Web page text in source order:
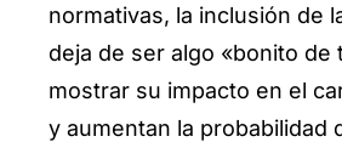
normativas, la inclusión de
deja de ser algo «bonito
mostrar su impacto en el
y aumentan la probabilidad